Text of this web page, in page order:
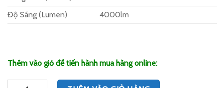
Độ Sáng (Lumen)
4000lm
Thêm vào giỏ để tiến hành mua hàng online:
Số lượng